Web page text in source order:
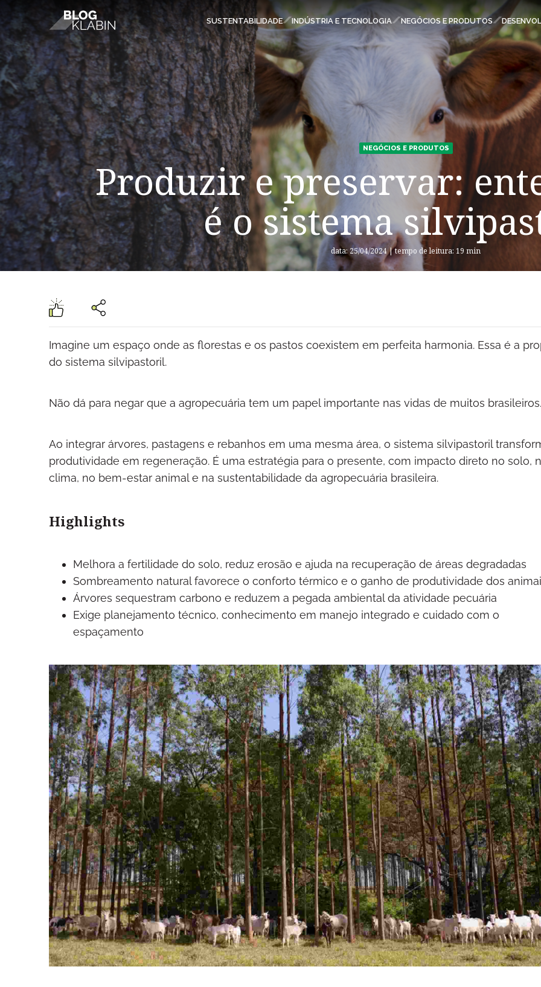
Pular para o Conteúdo principal
SUSTENTABILIDADE INDÚSTRIA E TECNOLOGIA NEGÓCIOS E PRODUTOS
ESPAÇOS KLABIN
Carreiras
Relatório de Sustentabilidade
Parque Ecológico Klabin
Eukaliner
Plante com a Klabin
Klabin ForYou
Relações com Investidores
Todas Florestas Importam
Programa Caiubi
NEGÓCIOS E PRODUTOS
Produzir e preservar:
é o sistema
data: 25/04/2024 | tempo de leitura: 19 min
Imagine um espaço onde as florestas e os pastos coexistem em perfeita harmonia. Essa é a
do sistema silvipastoril.
Não dá para negar que a agropecuária tem um papel importante nas vidas de muitos brasileiros.
Ao integrar árvores, pastagens e rebanhos em uma mesma área, o sistema silvipastoril
produtividade em regeneração. É uma estratégia para o presente, com impacto direto no solo,
clima, no bem-estar animal e na sustentabilidade da agropecuária brasileira.
Highlights
Melhora a fertilidade do solo, reduz erosão e ajuda na recuperação de áreas degradadas
Sombreamento natural favorece o conforto térmico e o ganho de produtividade dos
Árvores sequestram carbono e reduzem a pegada ambiental da atividade pecuária
Exige planejamento técnico, conhecimento em manejo integrado e cuidado com o
espaçamento